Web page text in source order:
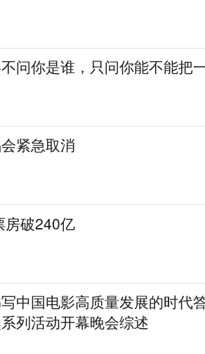
问你是谁，只问你能不能把
紧急取消
房破240亿
中国电影高质量发展的时
列活动开幕晚会综述